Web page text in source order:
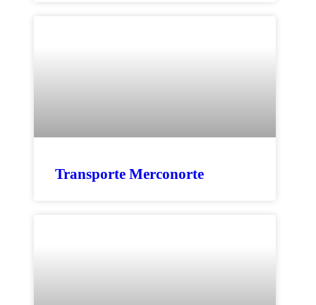
Transporte Merconorte